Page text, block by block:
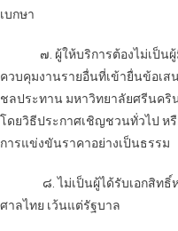
เบกษา
๗. ผู้ให้บริการต้องไม่เป็นผู้มี
ควบคุมงานรายอื่นที่เข้ายื่นข้อเ
ชลประทาน มหาวิทยาลัยศรีนค
โดยวิธีประกาศเชิญชวนทั่วไป ห
การแข่งขันราคาอย่างเป็นธรรม
๘. ไม่เป็นผู้ได้รับเอกสิทธิ์หรื
ศาลไทย เว้นแต่รัฐบาล